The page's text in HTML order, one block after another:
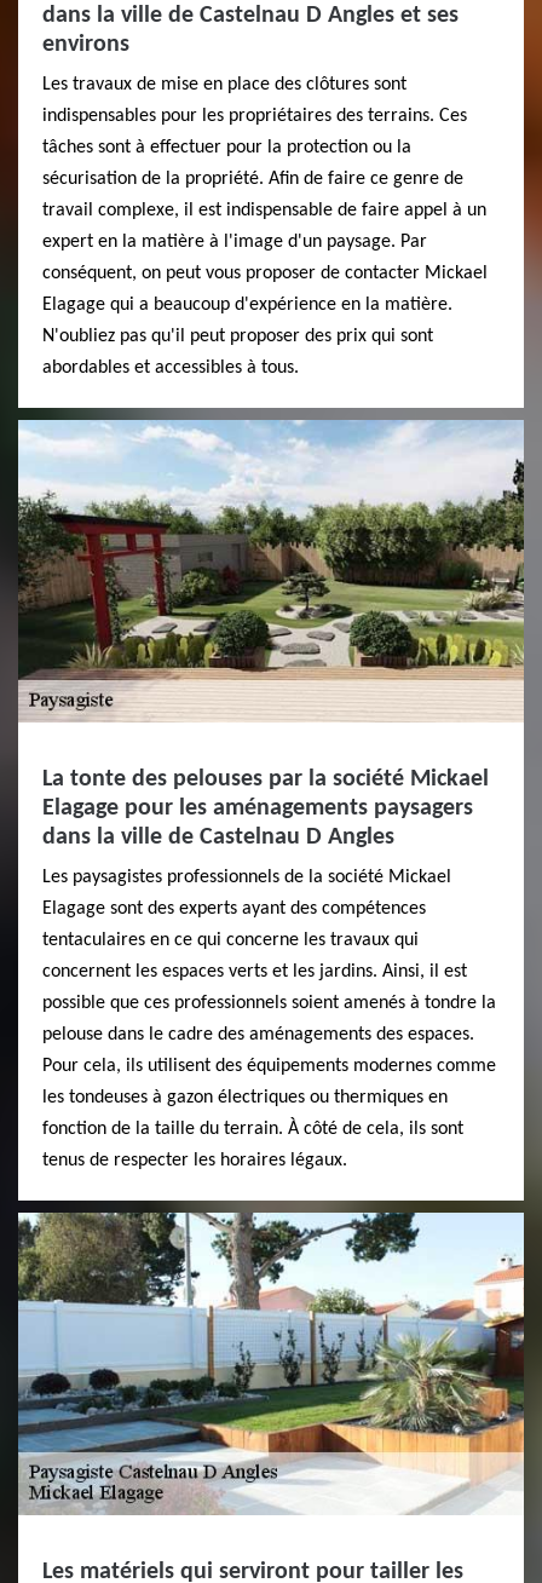
dans la ville de Castelnau D Angles et ses
environs
Les travaux de mise en place des clôtures sont
indispensables pour les propriétaires des terrains. Ces
tâches sont à effectuer pour la protection ou la
sécurisation de la propriété. Afin de faire ce genre de
travail complexe, il est indispensable de faire appel à un
expert en la matière à l'image d'un paysage. Par
conséquent, on peut vous proposer de contacter Mickael
Elagage qui a beaucoup d'expérience en la matière.
N'oubliez pas qu'il peut proposer des prix qui sont
abordables et accessibles à tous.
La tonte des pelouses par la société Mickael
Elagage pour les aménagements paysagers
dans la ville de Castelnau D Angles
Les paysagistes professionnels de la société Mickael
Elagage sont des experts ayant des compétences
tentaculaires en ce qui concerne les travaux qui
concernent les espaces verts et les jardins. Ainsi, il est
possible que ces professionnels soient amenés à tondre la
pelouse dans le cadre des aménagements des espaces.
Pour cela, ils utilisent des équipements modernes comme
les tondeuses à gazon électriques ou thermiques en
fonction de la taille du terrain. À côté de cela, ils sont
tenus de respecter les horaires légaux.
Les matériels qui serviront pour tailler les